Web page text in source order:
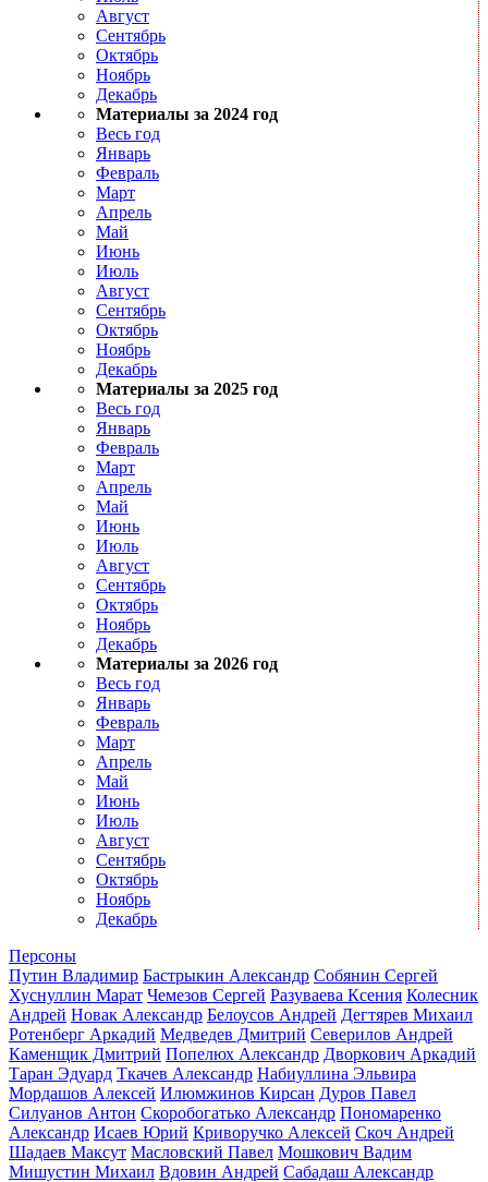
Август
Сентябрь
Октябрь
Ноябрь
Декабрь
Материалы за 2024 год
Весь год
Январь
Февраль
Март
Апрель
Май
Июнь
Июль
Август
Сентябрь
Октябрь
Ноябрь
Декабрь
Материалы за 2025 год
Весь год
Январь
Февраль
Март
Апрель
Май
Июнь
Июль
Август
Сентябрь
Октябрь
Ноябрь
Декабрь
Материалы за 2026 год
Весь год
Январь
Февраль
Март
Апрель
Май
Июнь
Июль
Август
Сентябрь
Октябрь
Ноябрь
Декабрь
Персоны
Путин Владимир Бастрыкин Александр Собянин Сергей
Хуснуллин Марат Чемезов Сергей Разуваева Ксения Колесник
Андрей Новак Александр Белоусов Андрей Дегтярев Михаил
Ротенберг Аркадий Медведев Дмитрий Северилов Андрей
Каменщик Дмитрий Попелюх Александр Дворкович Аркадий
Таран Эдуард Ткачев Александр Набиуллина Эльвира
Мордашов Алексей Илюмжинов Кирсан Дуров Павел
Силуанов Антон Скоробогатько Александр Пономаренко
Александр Исаев Юрий Криворучко Алексей Скоч Андрей
Шадаев Максут Масловский Павел Мошкович Вадим
Мишустин Михаил Вдовин Андрей Сабадаш Александр